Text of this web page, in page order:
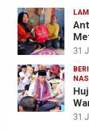
31
31